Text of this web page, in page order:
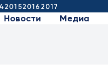
20152016 2017
Новости Медиа